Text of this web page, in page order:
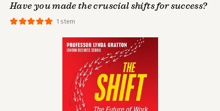
1 stem
Have you made the cruscial shifts for success?